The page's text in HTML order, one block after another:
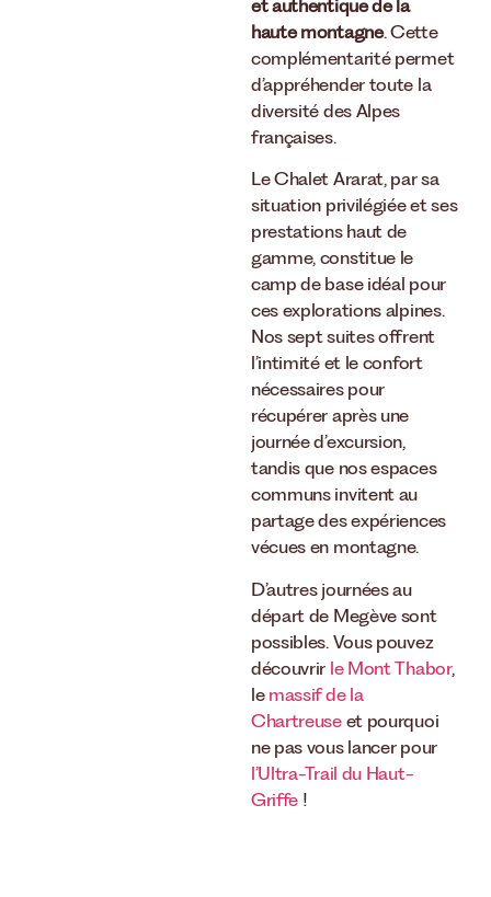
et authentique de la
haute montagne. Cette
complémentarité permet
d’appréhender toute la
diversité des Alpes
françaises.
Le Chalet Ararat, par sa
situation privilégiée et ses
prestations haut de
gamme, constitue le
camp de base idéal pour
ces explorations alpines.
Nos sept suites offrent
l’intimité et le confort
nécessaires pour
récupérer après une
journée d’excursion,
tandis que nos espaces
communs invitent au
partage des expériences
vécues en montagne.
D’autres journées au
départ de Megève sont
possibles. Vous pouvez
découvrir le Mont Thabor,
lemassif de la
Chartreuseet pourquoi
ne pas vous lancer pour
l’Ultra-Trail du Haut-
Griffe !